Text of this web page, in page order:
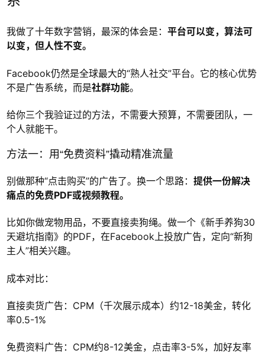
我做了十年数字营销，最深的体会是： 平台可以变，算法可
以变，但人性不变。
Facebook仍然是全球最大的“熟人社交”平台。它的核心优势
不是广告系统，而是社群功能。
给你三个我验证过的方法，不需要大预算，不需要团队，一
个人就能干。
方法一：用“免费资料”撬动精准流量
别做那种“点击购买”的广告了。换一个思路： 提供一份解决
痛点的免费PDF或视频教程。
比如你做宠物用品，不要直接卖狗绳。做一个《新手养狗30
天避坑指南》的PDF，在Facebook上投放广告，定向“新狗
主人”相关兴趣。
成本对比：
直接卖货广告：CPM（千次展示成本）约12-18美金，转化
率0.5-1%
免费资料广告：CPM约8-12美金，点击率3-5%，加好友率